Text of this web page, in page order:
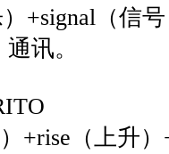
（信号
讯。
（上升）